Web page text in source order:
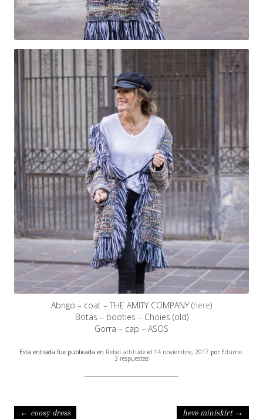
Abrigo – coat – THE AMITY COMPANY (here)
Botas – booties – Choies (old)
Gorra – cap – ASOS
Esta entrada fue publicada en Rebel attitude el 14 noviembre, 2017 por Edurne.
3 respuestas
Navegación de entradas
← coosy dress heve miniskirt →